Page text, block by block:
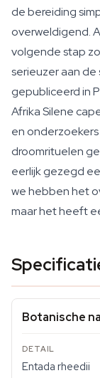
de bereiding
overweldigend.
volgende stap
serieuzer aan
gepubliceerd in
AfrikaSilene
en
droomrituelen
eerlijk gezegd
we hebben het
maar het heeft
Botanische
Entada rheedii